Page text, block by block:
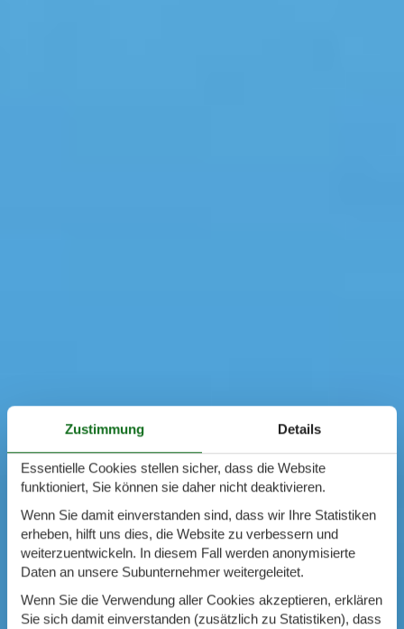
Zustimmung Details
Essentielle Cookies stellen sicher, dass die Website
funktioniert, Sie können sie daher nicht deaktivieren.
Wenn Sie damit einverstanden sind, dass wir Ihre Statistiken
erheben, hilft uns dies, die Website zu verbessern und
weiterzuentwickeln. In diesem Fall werden anonymisierte
Daten an unsere Subunternehmer weitergeleitet.
Wenn Sie die Verwendung aller Cookies akzeptieren, erklären
Sie sich damit einverstanden (zusätzlich zu Statistiken), dass